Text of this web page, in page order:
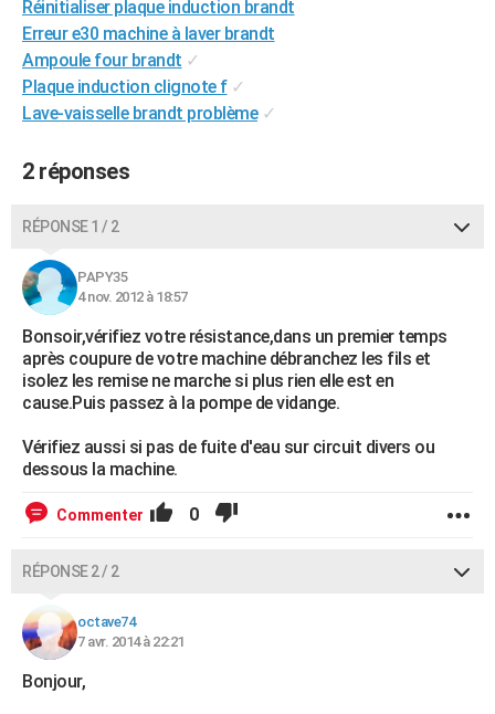
Destinations
City break
Voyage nature
Voyage de noces
Forum
Climat
+PHOTO
GUIDES D'ACHAT
BONS PLANS
CARTE DE VOEUX
COPAINS D'AVANT
S'inscrire
Se connecter
Lycées
Collèges
Primaires
Universités
Entreprises
Service militaire
Avis de recherche
AVIS DE DÉCÈS
FORUM
Réinitialiser plaque induction brandt
Erreur e30 machine à laver brandt
Ampoule four brandt ✓
Plaque induction clignote f ✓
Lave-vaisselle brandt problème ✓
2 réponses
RÉPONSE 1 / 2
PAPY35
4 nov. 2012 à 18:57
Bonsoir,vérifiez votre résistance,dans un premier temps
après coupure de votre machine débranchez les fils et
isolez les remise ne marche si plus rien elle est en
cause.Puis passez à la pompe de vidange.
Vérifiez aussi si pas de fuite d'eau sur circuit divers ou
dessous la machine.
Commenter 0
RÉPONSE 2 / 2
octave74
7 avr. 2014 à 22:21
Bonjour,